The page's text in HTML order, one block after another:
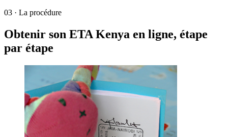
03 · La procédure
Obtenir son ETA Kenya en ligne, étape
par étape